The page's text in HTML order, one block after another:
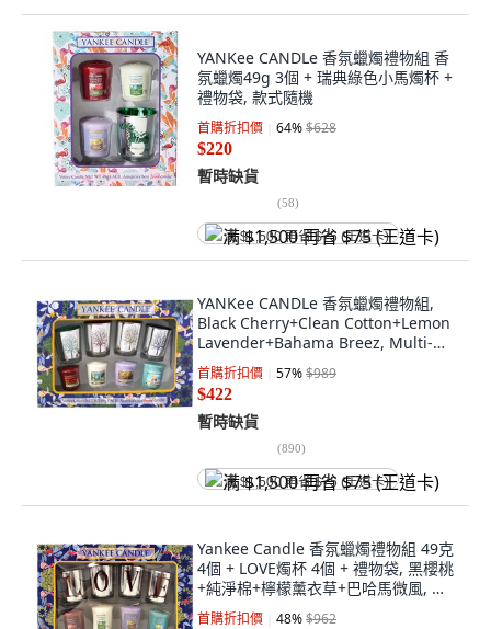
YANKee CANDLe 香氛蠟燭禮物組 香
氛蠟燭49g 3個 + 瑞典綠色小馬燭杯 +
禮物袋, 款式隨機
首購折扣價 64%$628
$220
暫時缺貨
(58)
满 $1,500 再省 $75 (王道卡)
YANKee CANDLe 香氛蠟燭禮物組,
Black Cherry+Clean Cotton+Lemon
Lavender+Bahama Breez, Multi-
color
首購折扣價 57%$989
$422
暫時缺貨
(890)
满 $1,500 再省 $75 (王道卡)
Yankee Candle 香氛蠟燭禮物組 49克
4個 + LOVE燭杯 4個 + 禮物袋, 黑櫻桃
+純淨棉+檸檬薰衣草+巴哈馬微風, 銀
色 + 紫色
首購折扣價 48%$962